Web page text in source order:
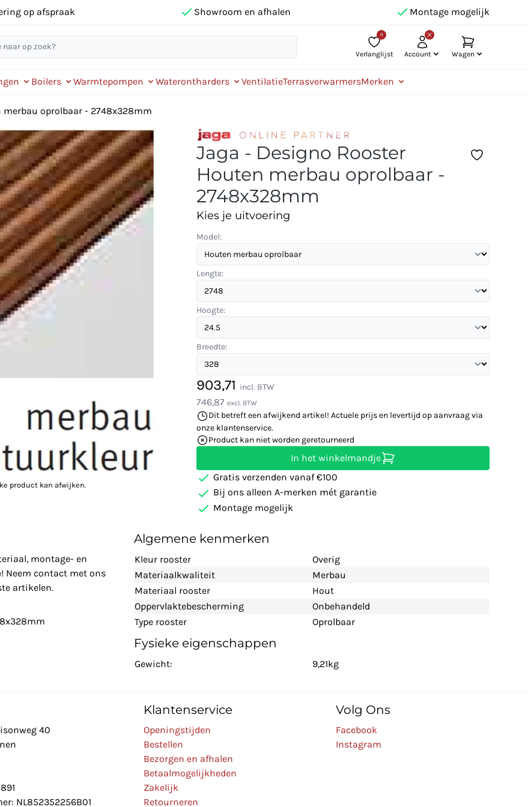
op afspraak Showroom en afhalen Montage mogelijk
0
Verlanglijst Account Wagen
Boilers Warmtepompen Waterontharders VentilatieTerrasverwarmersMerken
merbau oprolbaar - 2748x328mm
product kan afwijken.
Jaga - Designo Rooster
Houten merbau oprolbaar -
2748x328mm
Kies je uitvoering
Model:
Lengte:
Hoogte:
Breedte:
903,71 incl. BTW
746,87 excl. BTW
Dit betreft een afwijkend artikel! Actuele prijs en levertijd op aanvraag via
onze klantenservice.
Product kan niet worden geretourneerd
In het winkelmandje
Gratis verzenden vanaf €100
Bij ons alleen A-merken mét garantie
Montage mogelijk
montage- en
Neem contact met ons
artikelen.
Algemene kenmerken
Kleur rooster
Overig
Materiaalkwaliteit
Merbau
Materiaal rooster
Hout
Oppervlaktebescherming
Onbehandeld
Type rooster
Oprolbaar
Fysieke eigenschappen
Gewicht: 9,21kg
40
NL852352256B01
Klantenservice
Openingstijden
Bestellen
Bezorgen en afhalen
Betaalmogelijkheden
Zakelijk
Retourneren
Volg Ons
Facebook
Instagram